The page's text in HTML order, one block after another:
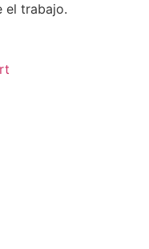
el trabajo.